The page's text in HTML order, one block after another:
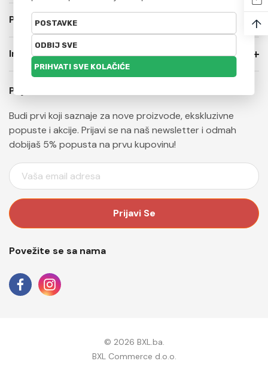
PRIVATNOST I USLOVI PRODAJE
Prijavite se na naš newsletter
Budi prvi koji saznaje za nove proizvode, ekskluzivne
popuste i akcije. Prijavi se na naš newsletter i odmah
dobijaš 5% popusta na prvu kupovinu!
E
M
I
D
E
Informacije o trgovini
Povežite se sa nama
© 2026 BXL.ba.
BXL Commerce d.o.o.
↑